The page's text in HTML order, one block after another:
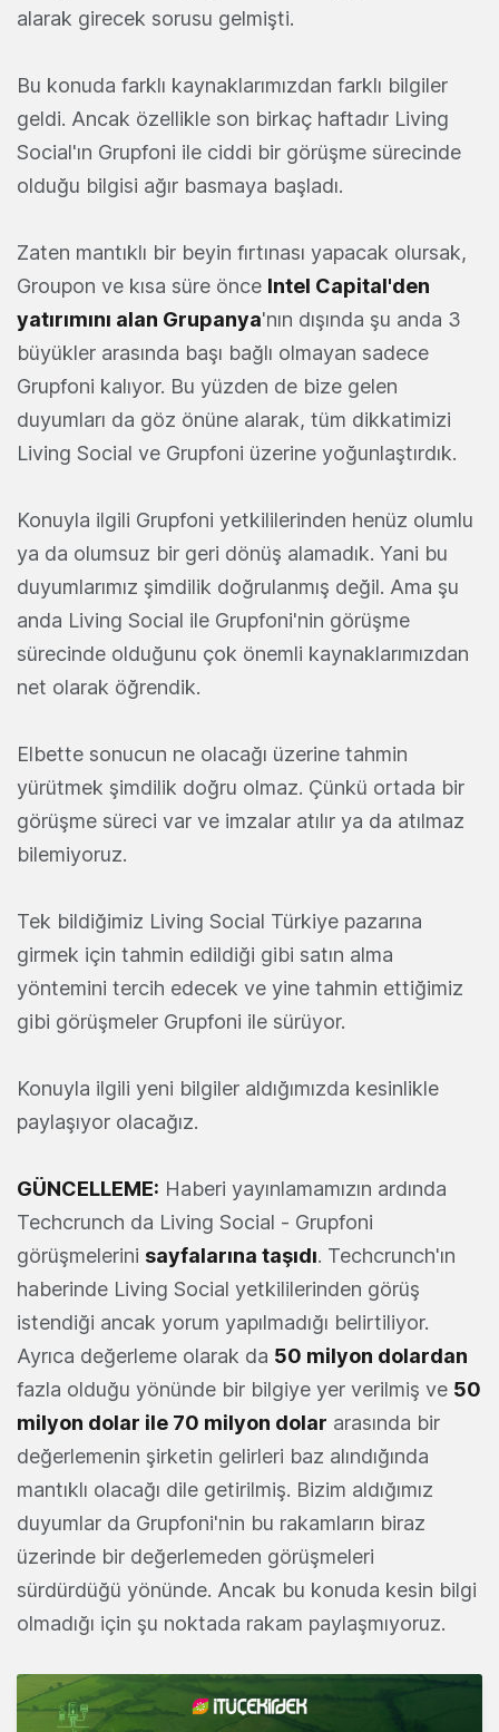
alarak girecek sorusu gelmişti.
Bu konuda farklı kaynaklarımızdan farklı bilgiler
geldi. Ancak özellikle son birkaç haftadır Living
Social'ın Grupfoni ile ciddi bir görüşme sürecinde
olduğu bilgisi ağır basmaya başladı.
Zaten mantıklı bir beyin fırtınası yapacak olursak,
Groupon ve kısa süre önce Intel Capital'den
yatırımını alan Grupanya'nın dışında şu anda 3
büyükler arasında başı bağlı olmayan sadece
Grupfoni kalıyor. Bu yüzden de bize gelen
duyumları da göz önüne alarak, tüm dikkatimizi
Living Social ve Grupfoni üzerine yoğunlaştırdık.
Konuyla ilgili Grupfoni yetkililerinden henüz olumlu
ya da olumsuz bir geri dönüş alamadık. Yani bu
duyumlarımız şimdilik doğrulanmış değil. Ama şu
anda Living Social ile Grupfoni'nin görüşme
sürecinde olduğunu çok önemli kaynaklarımızdan
net olarak öğrendik.
Elbette sonucun ne olacağı üzerine tahmin
yürütmek şimdilik doğru olmaz. Çünkü ortada bir
görüşme süreci var ve imzalar atılır ya da atılmaz
bilemiyoruz.
Tek bildiğimiz Living Social Türkiye pazarına
girmek için tahmin edildiği gibi satın alma
yöntemini tercih edecek ve yine tahmin ettiğimiz
gibi görüşmeler Grupfoni ile sürüyor.
Konuyla ilgili yeni bilgiler aldığımızda kesinlikle
paylaşıyor olacağız.
GÜNCELLEME: Haberi yayınlamamızın ardında
Techcrunch da Living Social - Grupfoni
görüşmelerini sayfalarına taşıdı. Techcrunch'ın
haberinde Living Social yetkililerinden görüş
istendiği ancak yorum yapılmadığı belirtiliyor.
Ayrıca değerleme olarak da 50 milyon dolardan
fazla olduğu yönünde bir bilgiye yer verilmiş ve 50
milyon dolar ile 70 milyon dolar arasında bir
değerlemenin şirketin gelirleri baz alındığında
mantıklı olacağı dile getirilmiş. Bizim aldığımız
duyumlar da Grupfoni'nin bu rakamların biraz
üzerinde bir değerlemeden görüşmeleri
sürdürdüğü yönünde. Ancak bu konuda kesin bilgi
olmadığı için şu noktada rakam paylaşmıyoruz.